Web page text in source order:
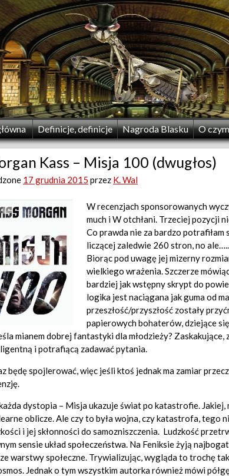
Definicje, definicje Nagroda Blasku O
Kass – Misja 100 (dwugłos)
17 grudnia 2015 przez K. Wal
W recenzjach sponsorowanych
much i W otchłani. Trzeciej pozycji
Co prawda nie za bardzo potrafiłam
liczącej zaledwie 260 stron, no ale…..
Biorąc pod uwagę jej mizerny
wielkiego wrażenia. Szczerze
bardziej jak wstępny skrypt do
logika jest naciągana jak guma od
przeszłość/przyszłość zostały
papierowych bohaterów, dziejące
mianem dobrej fantastyki dla młodzieży? Zaskakujące,
i potrafiącą zadawać pytania.
będę spojlerować, więc jeśli ktoś jednak ma zamiar
każda dystopia – Misja ukazuje świat po katastrofie.
oblicze. Ale czy to była wojna, czy katastrofa, tego
i jej skłonności do samozniszczenia. Ludzkość
sensie układ społeczeństwa. Na Feniksie żyją
warstwy społeczne. Trywializując, wygląda to trochę
Jednak o tym wszystkim autorka również mówi